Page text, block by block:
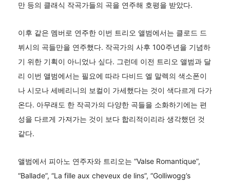
만 등의 클래식 작곡가들의 곡을 연주해 호평을 받았다.
이후 같은 멤버로 연주한 이번 트리오 앨범에서는 클로드 드
뷔시의 곡들만을 연주했다. 작곡가의 사후 100주년을 기념하
기 위한 기획이 아니었나 싶다. 그런데 이전 트리오 앨범과 달
리 이번 앨범에서는 필요에 따라 다비드 엘 말렉의 색소폰이
나 시모나 세베리니의 보컬이 가세했다는 것이 색다르게 다가
온다. 아무래도 한 작곡가의 다양한 곡들을 소화하기에는 편
성을 다르게 가져가는 것이 보다 합리적이리라 생각했던 것
같다.
앨범에서 피아노 연주자와 트리오는 “Valse Romantique”,
“Ballade”, “La fille aux cheveux de lins”, “Golliwogg’s